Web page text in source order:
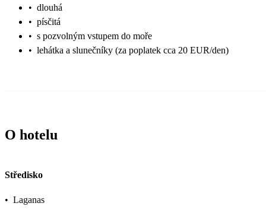
• dlouhá
• písčitá
• s pozvolným vstupem do moře
• lehátka a slunečníky (za poplatek cca 20 EUR/den)
O hotelu
Středisko
• Laganas